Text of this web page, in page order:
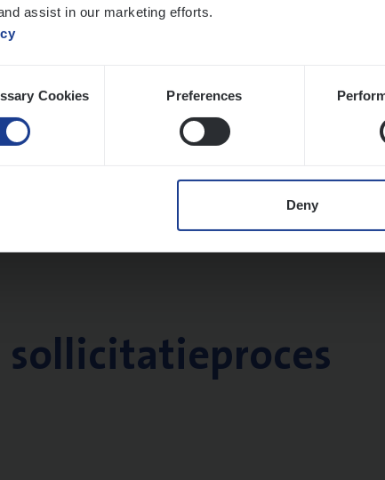
assist in our marketing efforts.
Cookies Preferences
Deny
sollicitatieproces